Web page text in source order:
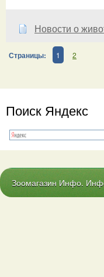
Новости о
Страницы: 1 2
Поиск Яндекс
Зоомагазин Инфо.